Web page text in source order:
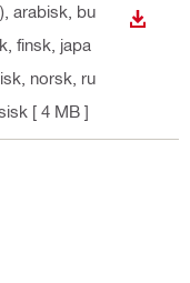
, arabisk, bu
finsk, japa
norsk, ru
[ 4 MB ]